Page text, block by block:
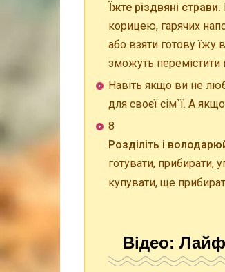
Їжте різдвяні страви.
корицею, гарячих
або взяти готову їжу
зможуть
Навіть якщо ви не
для своєї сім`ї. А
8
Розділіть і
готувати, прибирати,
купувати, ще
Відео: